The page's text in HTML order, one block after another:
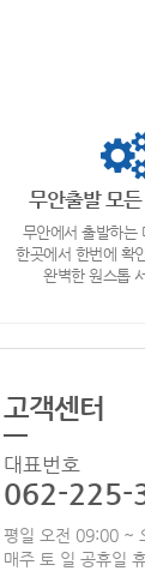
무안출발 모
무안에서 출발하는
한곳에서 한번에 확
완벽한 원스톱
고객센터
대표번호
062-225-
평일 오전 09:00 ~
매주 토 일 공휴일